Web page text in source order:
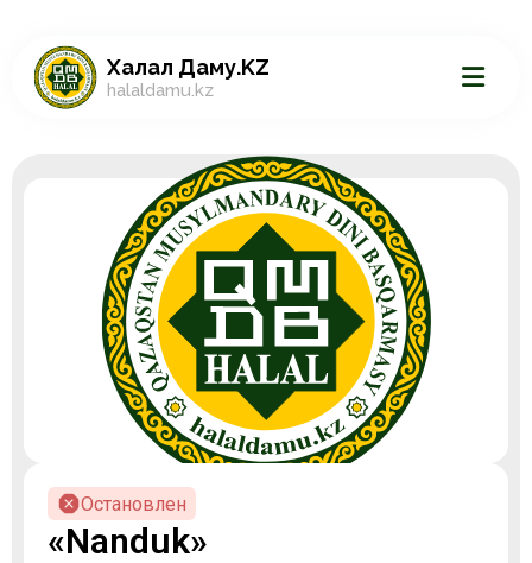
Халал Даму.KZ
halaldamu.kz
Остановлен
«Nanduk»